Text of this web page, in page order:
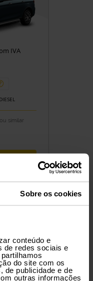
Sobre os cookies
conteúdo e
de redes sociais e
do site com os
de publicidade e de
outras informações
IVA
DIESEL
similar